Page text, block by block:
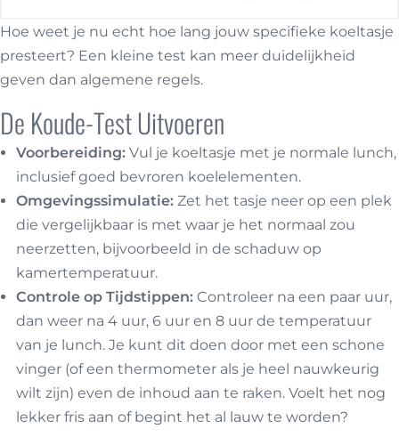
Hoe weet je nu echt hoe lang jouw specifieke koeltasje
presteert? Een kleine test kan meer duidelijkheid
geven dan algemene regels.
De Koude-Test Uitvoeren
Voorbereiding: Vul je koeltasje met je normale lunch,
inclusief goed bevroren koelelementen.
Omgevingssimulatie: Zet het tasje neer op een plek
die vergelijkbaar is met waar je het normaal zou
neerzetten, bijvoorbeeld in de schaduw op
kamertemperatuur.
Controle op Tijdstippen: Controleer na een paar uur,
dan weer na 4 uur, 6 uur en 8 uur de temperatuur
van je lunch. Je kunt dit doen door met een schone
vinger (of een thermometer als je heel nauwkeurig
wilt zijn) even de inhoud aan te raken. Voelt het nog
lekker fris aan of begint het al lauw te worden?